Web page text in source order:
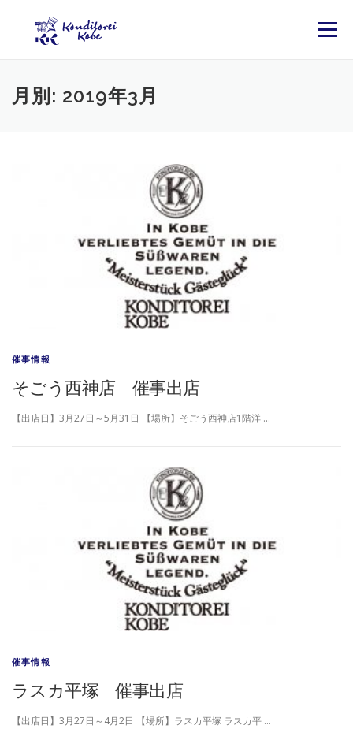
メニュー
月別: 2019年3月
催事情報
そごう西神店 催事出店
【出店日】3月27日～5月31日 【場所】そごう西神店1階洋 …
催事情報
ラスカ平塚 催事出店
【出店日】3月27日～4月2日 【場所】ラスカ平塚 ラスカ平 …